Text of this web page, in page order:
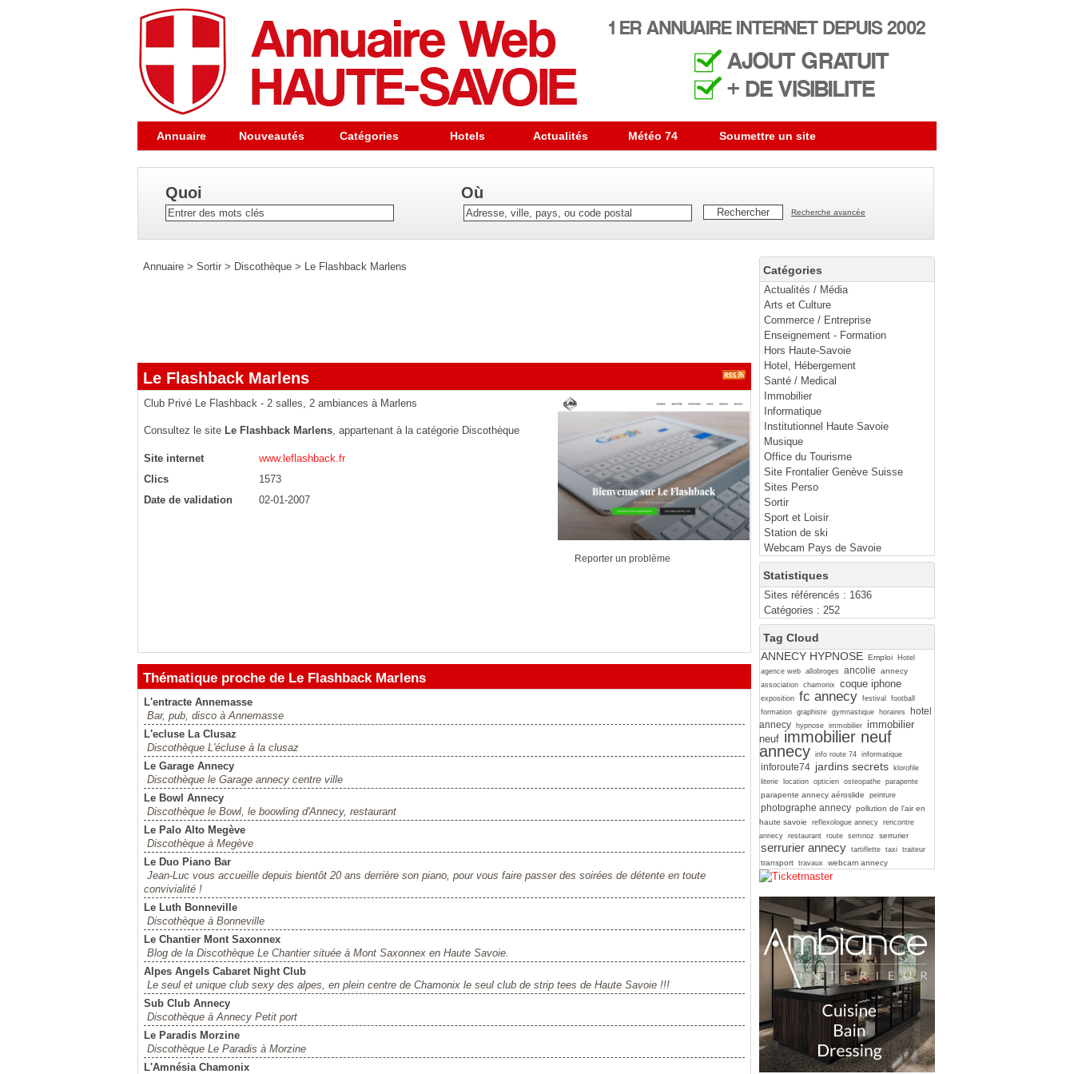
Annuaire Nouveautés Catégories Hotels Actualités Météo 74 Soumettre un site
Quoi Où
Recherche avancée
Catégories
Actualités / Média
Arts et Culture
Commerce / Entreprise
Enseignement - Formation
Hors Haute-Savoie
Hotel, Hébergement
Santé / Medical
Immobilier
Informatique
Institutionnel Haute Savoie
Musique
Office du Tourisme
Site Frontalier Genève Suisse
Sites Perso
Sortir
Sport et Loisir
Station de ski
Webcam Pays de Savoie
Statistiques
Sites référencés : 1636
Catégories : 252
Tag Cloud
ANNECY HYPNOSE Emploi
Hotel
agence web allobroges ancolie annecy
association chamonix coque iphone
exposition fc annecy festival
football
formation graphiste gymnastique horaires
hotel
annecy
hypnose immobilier immobilier
neuf immobilier neuf
annecy info route 74 informatique
inforoute74 jardins secrets
klorofile
literie
location opticien osteopathe parapente
parapente annecy aéroslide peinture
photographe annecy pollution de l'air en
haute savoie
reflexologue annecy rencontre
annecy restaurant route semnoz serrurier
serrurier annecy tartiflette taxi traiteur
transport travaux webcam annecy
Annuaire > Sortir > Discothèque > Le Flashback Marlens
Le Flashback Marlens
Club Privé Le Flashback - 2 salles, 2 ambiances à Marlens
Consultez le site Le Flashback Marlens, appartenant à la catégorie Discothèque
Site internet
www.leflashback.fr
Clics
1573
Date de validation
02-01-2007
Reporter un problème
Thématique proche de Le Flashback Marlens
L'entracte Annemasse
Bar, pub, disco à Annemasse
L'ecluse La Clusaz
Discothèque L'écluse à la clusaz
Le Garage Annecy
Discothèque le Garage annecy centre ville
Le Bowl Annecy
Discothèque le Bowl, le boowling d'Annecy, restaurant
Le Palo Alto Megève
Discothèque à Megève
Le Duo Piano Bar
Jean-Luc vous accueille depuis bientôt 20 ans derrière son piano, pour vous faire passer des soirées de détente en toute
convivialité !
Le Luth Bonneville
Discothèque à Bonneville
Le Chantier Mont Saxonnex
Blog de la Discothèque Le Chantier située à Mont Saxonnex en Haute Savoie.
Alpes Angels Cabaret Night Club
Le seul et unique club sexy des alpes, en plein centre de Chamonix le seul club de strip tees de Haute Savoie !!!
Sub Club Annecy
Discothèque à Annecy Petit port
Le Paradis Morzine
Discothèque Le Paradis à Morzine
L'Amnésia Chamonix